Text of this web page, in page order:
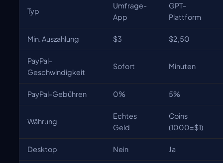
Typ
Umfrage-
App
GPT-
Plattform
Min. Auszahlung $3 $2,50
PayPal-
Geschwindigkeit
Sofort Minuten
PayPal-Gebühren 0% 5%
Währung
Echtes
Geld
Coins
(1000=$1)
Desktop Nein Ja